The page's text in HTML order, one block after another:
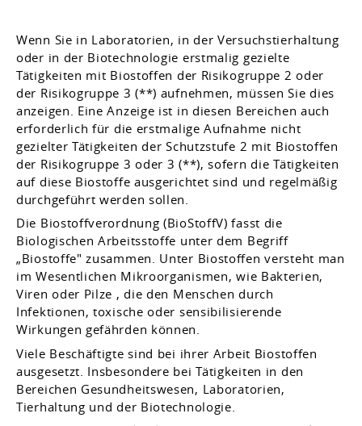
Wenn Sie in Laboratorien, in der Versuchstierhaltung
oder in der Biotechnologie erstmalig gezielte
Tätigkeiten mit Biostoffen der Risikogruppe 2 oder
der Risikogruppe 3 (**) aufnehmen, müssen Sie dies
anzeigen. Eine Anzeige ist in diesen Bereichen auch
erforderlich für die erstmalige Aufnahme nicht
gezielter Tätigkeiten der Schutzstufe 2 mit Biostoffen
der Risikogruppe 3 oder 3 (**), sofern die Tätigkeiten
auf diese Biostoffe ausgerichtet sind und regelmäßig
durchgeführt werden sollen.
Die Biostoffverordnung (BioStoffV) fasst die
Biologischen Arbeitsstoffe unter dem Begriff
„Biostoffe" zusammen. Unter Biostoffen versteht man
im Wesentlichen Mikroorganismen, wie Bakterien,
Viren oder Pilze , die den Menschen durch
Infektionen, toxische oder sensibilisierende
Wirkungen gefährden können.
Viele Beschäftigte sind bei ihrer Arbeit Biostoffen
ausgesetzt. Insbesondere bei Tätigkeiten in den
Bereichen Gesundheitswesen, Laboratorien,
Tierhaltung und der Biotechnologie.